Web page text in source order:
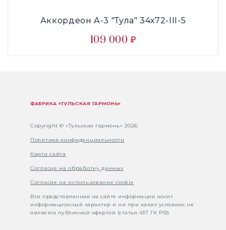
Аккордеон А-3 "Тула" 34х72-III-5
109 000 ₽
ФАБРИКА «ТУЛЬСКАЯ ГАРМОНЬ»
Copyright © «Тульская гармонь» 2026.
Политика конфиденциальности
Карта сайта
Согласие на обработку данных
Согласие на использование cookie
Вся представленная на сайте информация носит
информационный характер и ни при каких условиях не
является публичной офертой (статья 437 ГК РФ)